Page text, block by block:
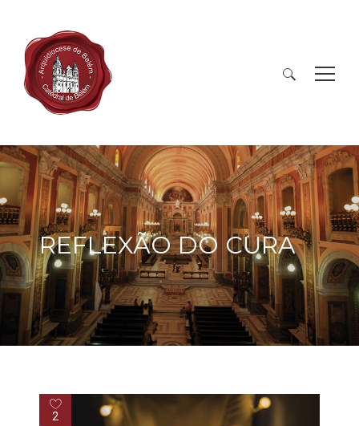
Pesquisar
por:
REFLEXÃO DO CURA
2